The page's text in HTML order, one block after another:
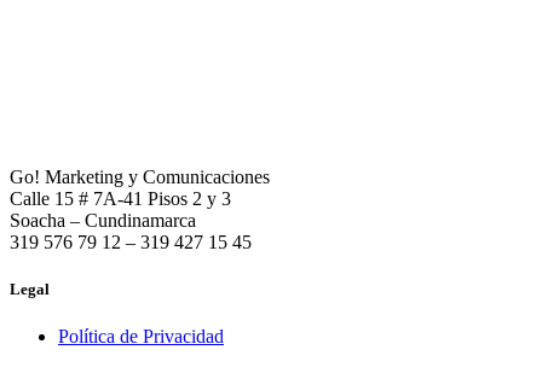
Go! Marketing y Comunicaciones
Calle 15 # 7A-41 Pisos 2 y 3
Soacha – Cundinamarca
319 576 79 12 – 319 427 15 45
Legal
Política de Privacidad